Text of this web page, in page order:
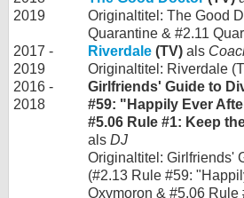
2019
Originaltitel: The Good
Quarantine & #2.11
2017 -
2019
Riverdale (TV) als
Originaltitel: Riverdale
2016 -
2018
Girlfriends' Guide to
#59: "Happily Ever
#5.06 Rule #1: Keep
als DJ
Originaltitel: Girlfriends'
(#2.13 Rule #59:
Oxymoron & #5.06 Rule